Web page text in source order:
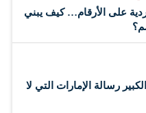
على الأرقام… كيف يبني
رسالة الإمارات التي لا